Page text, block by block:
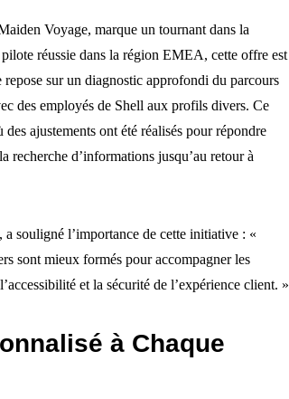
Voyage, marque un tournant dans la
réussie dans la région EMEA, cette offre est
sur un diagnostic approfondi du parcours
des employés de Shell aux profils divers. Ce
ajustements ont été réalisés pour répondre
recherche d’informations jusqu’au retour à
souligné l’importance de cette initiative : «
sont mieux formés pour accompagner les
et la sécurité de l’expérience client. »
à Chaque